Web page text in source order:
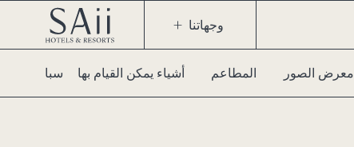
وجهاتنا
معرض الصور المطاعم أشياء يمكن القيام بها